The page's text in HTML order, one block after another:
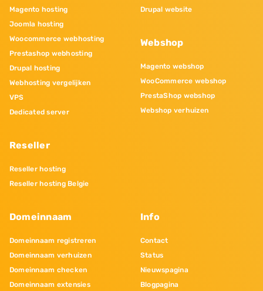
Magento hosting
Joomla hosting
Woocommerce webhosting
Prestashop webhosting
Drupal hosting
Webhosting vergelijken
VPS
Dedicated server
Reseller
Reseller hosting
Reseller hosting Belgie
Drupal website
Webshop
Magento webshop
WooCommerce webshop
PrestaShop webshop
Webshop verhuizen
Domeinnaam
Domeinnaam registreren
Domeinnaam verhuizen
Domeinnaam checken
Domeinnaam extensies
Info
Contact
Status
Nieuwspagina
Blogpagina